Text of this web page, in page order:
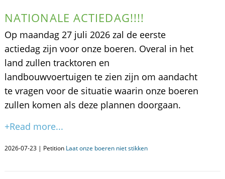
NATIONALE ACTIEDAG!!!!
Op maandag 27 juli 2026 zal de eerste
actiedag zijn voor onze boeren. Overal in het
land zullen tracktoren en
landbouwvoertuigen te zien zijn om aandacht
te vragen voor de situatie waarin onze boeren
zullen komen als deze plannen doorgaan.
+Read more...
2026-07-23 | Petition Laat onze boeren niet stikken